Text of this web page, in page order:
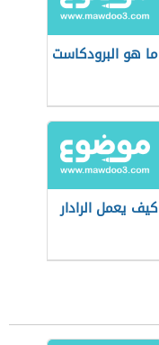
ما هو البرودكاست
كيف يعمل الرادار